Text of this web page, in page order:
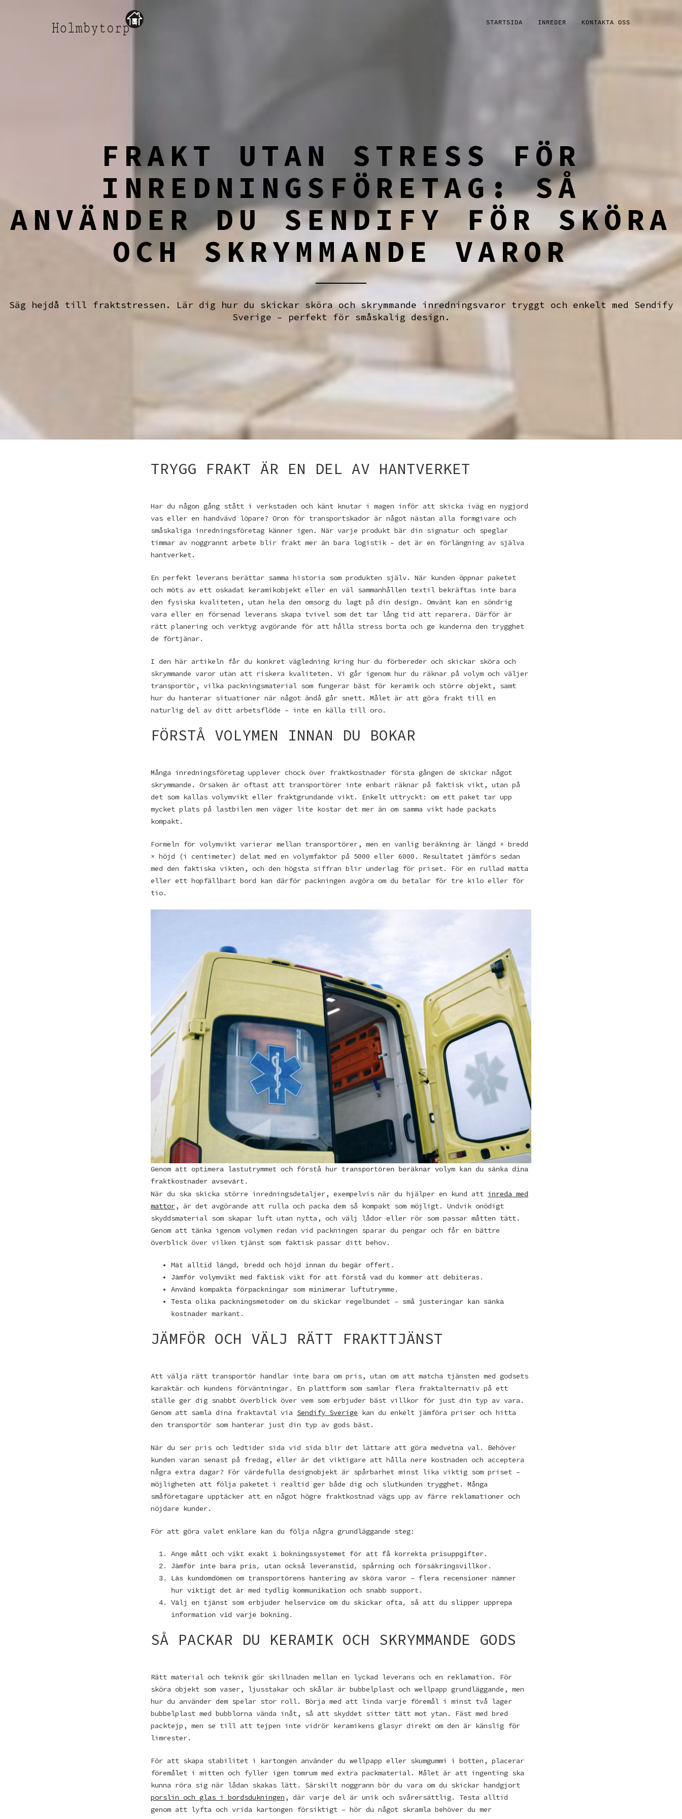
STARTSIDA INREDER KONTAKTA OSS
FRAKT UTAN STRESS FÖR
INREDNINGSFÖRETAG: SÅ
ANVÄNDER DU SENDIFY FÖR SKÖRA
OCH SKRYMMANDE VAROR
Säg hejdå till fraktstressen. Lär dig hur du skickar sköra och skrymmande inredningsvaror tryggt och enkelt med Sendify
Sverige – perfekt för småskalig design.
TRYGG FRAKT ÄR EN DEL AV HANTVERKET
Har du någon gång stått i verkstaden och känt knutar i magen inför att skicka iväg en nygjord
vas eller en handvävd löpare? Oron för transportskador är något nästan alla formgivare och
småskaliga inredningsföretag känner igen. När varje produkt bär din signatur och speglar
timmar av noggrannt arbete blir frakt mer än bara logistik – det är en förlängning av själva
hantverket.
En perfekt leverans berättar samma historia som produkten själv. När kunden öppnar paketet
och möts av ett oskadat keramikobjekt eller en väl sammanhållen textil bekräftas inte bara
den fysiska kvaliteten, utan hela den omsorg du lagt på din design. Omvänt kan en söndrig
vara eller en försenad leverans skapa tvivel som det tar lång tid att reparera. Därför är
rätt planering och verktyg avgörande för att hålla stress borta och ge kunderna den trygghet
de förtjänar.
I den här artikeln får du konkret vägledning kring hur du förbereder och skickar sköra och
skrymmande varor utan att riskera kvaliteten. Vi går igenom hur du räknar på volym och väljer
transportör, vilka packningsmaterial som fungerar bäst för keramik och större objekt, samt
hur du hanterar situationer när något ändå går snett. Målet är att göra frakt till en
naturlig del av ditt arbetsflöde – inte en källa till oro.
FÖRSTÅ VOLYMEN INNAN DU BOKAR
Många inredningsföretag upplever chock över fraktkostnader första gången de skickar något
skrymmande. Orsaken är oftast att transportörer inte enbart räknar på faktisk vikt, utan på
det som kallas volymvikt eller fraktgrundande vikt. Enkelt uttryckt: om ett paket tar upp
mycket plats på lastbilen men väger lite kostar det mer än om samma vikt hade packats
kompakt.
Formeln för volymvikt varierar mellan transportörer, men en vanlig beräkning är längd × bredd
× höjd (i centimeter) delat med en volymfaktor på 5000 eller 6000. Resultatet jämförs sedan
med den faktiska vikten, och den högsta siffran blir underlag för priset. För en rullad matta
eller ett hopfällbart bord kan därför packningen avgöra om du betalar för tre kilo eller för
tio.
Genom att optimera lastutrymmet och förstå hur transportören beräknar volym kan du sänka dina
fraktkostnader avsevärt.
När du ska skicka större inredningsdetaljer, exempelvis när du hjälper en kund att inreda med
mattor, är det avgörande att rulla och packa dem så kompakt som möjligt. Undvik onödigt
skyddsmaterial som skapar luft utan nytta, och välj lådor eller rör som passar måtten tätt.
Genom att tänka igenom volymen redan vid packningen sparar du pengar och får en bättre
överblick över vilken tjänst som faktisk passar ditt behov.
Mät alltid längd, bredd och höjd innan du begär offert.
Jämför volymvikt med faktisk vikt för att förstå vad du kommer att debiteras.
Använd kompakta förpackningar som minimerar luftutrymme.
Testa olika packningsmetoder om du skickar regelbundet – små justeringar kan sänka
kostnader markant.
JÄMFÖR OCH VÄLJ RÄTT FRAKTTJÄNST
Att välja rätt transportör handlar inte bara om pris, utan om att matcha tjänsten med godsets
karaktär och kundens förväntningar. En plattform som samlar flera fraktalternativ på ett
ställe ger dig snabbt överblick över vem som erbjuder bäst villkor för just din typ av vara.
Genom att samla dina fraktavtal via Sendify Sverige kan du enkelt jämföra priser och hitta
den transportör som hanterar just din typ av gods bäst.
När du ser pris och ledtider sida vid sida blir det lättare att göra medvetna val. Behöver
kunden varan senast på fredag, eller är det viktigare att hålla nere kostnaden och acceptera
några extra dagar? För värdefulla designobjekt är spårbarhet minst lika viktig som priset –
möjligheten att följa paketet i realtid ger både dig och slutkunden trygghet. Många
småföretagare upptäcker att en något högre fraktkostnad vägs upp av färre reklamationer och
nöjdare kunder.
För att göra valet enklare kan du följa några grundläggande steg:
Ange mått och vikt exakt i bokningssystemet för att få korrekta prisuppgifter.
Jämför inte bara pris, utan också leveranstid, spårning och försäkringsvillkor.
Läs kundomdömen om transportörens hantering av sköra varor – flera recensioner nämner
hur viktigt det är med tydlig kommunikation och snabb support.
Välj en tjänst som erbjuder helservice om du skickar ofta, så att du slipper upprepa
information vid varje bokning.
SÅ PACKAR DU KERAMIK OCH SKRYMMANDE GODS
Rätt material och teknik gör skillnaden mellan en lyckad leverans och en reklamation. För
sköra objekt som vaser, ljusstakar och skålar är bubbelplast och wellpapp grundläggande, men
hur du använder dem spelar stor roll. Börja med att linda varje föremål i minst två lager
bubbelplast med bubblorna vända inåt, så att skyddet sitter tätt mot ytan. Fäst med bred
packtejp, men se till att tejpen inte vidrör keramikens glasyr direkt om den är känslig för
limrester.
För att skapa stabilitet i kartongen använder du wellpapp eller skumgummi i botten, placerar
föremålet i mitten och fyller igen tomrum med extra packmaterial. Målet är att ingenting ska
kunna röra sig när lådan skakas lätt. Särskilt noggrann bör du vara om du skickar handgjort
porslin och glas i bordsdukningen , där varje del är unik och svårersättlig. Testa alltid
genom att lyfta och vrida kartongen försiktigt – hör du något skramla behöver du mer